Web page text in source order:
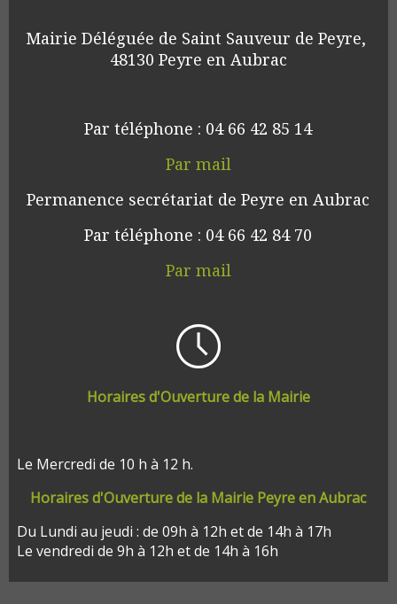
Mairie Déléguée de Saint Sauveur de Peyre,
48130 Peyre en Aubrac
Par téléphone : 04 66 42 85 14
Par mail
Permanence secrétariat de Peyre en Aubrac
Par téléphone : 04 66 42 84 70
Par mail
Horaires d'Ouverture de la Mairie
Le Mercredi de 10 h à 12 h.
Horaires d'Ouverture de la Mairie Peyre en Aubrac
Du Lundi au jeudi : de 09h à 12h et de 14h à 17h
Le vendredi de 9h à 12h et de 14h à 16h